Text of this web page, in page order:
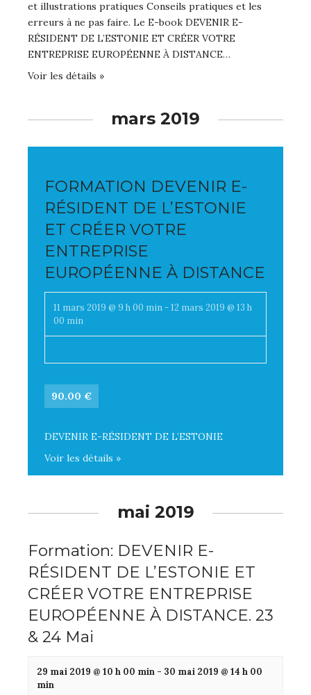
et illustrations pratiques Conseils pratiques et les
erreurs à ne pas faire. Le E-book DEVENIR E-
RÉSIDENT DE L’ESTONIE ET CRÉER VOTRE
ENTREPRISE EUROPÉENNE À DISTANCE…
Voir les détails »
mars 2019
FORMATION DEVENIR E-
RÉSIDENT DE L’ESTONIE
ET CRÉER VOTRE
ENTREPRISE
EUROPÉENNE À DISTANCE
11 mars 2019 @ 9 h 00 min -12 mars 2019 @ 13 h
00 min
90.00 €
DEVENIR E-RÉSIDENT DE L’ESTONIE
Voir les détails »
mai 2019
Formation: DEVENIR E-
RÉSIDENT DE L’ESTONIE ET
CRÉER VOTRE ENTREPRISE
EUROPÉENNE À DISTANCE. 23
& 24 Mai
29 mai 2019 @ 10 h 00 min - 30 mai 2019 @ 14 h 00
min